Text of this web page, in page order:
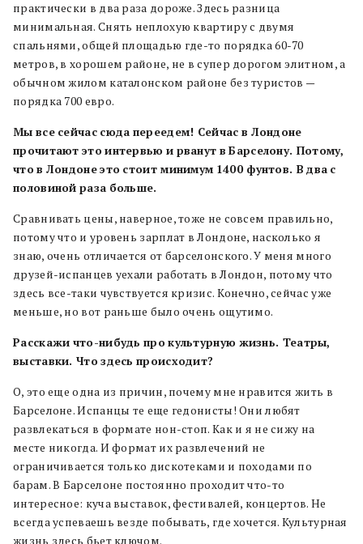
практически в два раза дороже. Здесь разница
минимальная. Снять неплохую квартиру с двумя
спальнями, общей площадью где-то порядка 60-70
метров, в хорошем районе, не в супер дорогом элитном, а
обычном жилом каталонском районе без туристов —
порядка 700 евро.
Мы все сейчас сюда переедем! Сейчас в Лондоне
прочитают это интервью и рванут в Барселону. Потому,
что в Лондонеэто стоит минимум 1400 фунтов. В два с
половиной раза больше.
Сравнивать цены, наверное, тоже не совсем правильно,
потому что и уровень зарплат в Лондоне, насколько я
знаю, очень отличается от барселонского. У меня много
друзей-испанцев уехали работать в Лондон, потому что
здесь все-таки чувствуется кризис. Конечно, сейчас уже
меньше, но вот раньше было очень ощутимо.
Расскажи что-нибудь про культурную жизнь. Театры,
выставки. Что здесь происходит?
О, это еще одна из причин, почему мне нравится жить в
Барселоне. Испанцы те еще гедонисты! Они любят
развлекаться в формате нон-стоп. Как и я не сижу на
месте никогда. И формат их развлечений не
ограничивается только дискотеками и походами по
барам. В Барселоне постоянно проходит что-то
интересное: куча выставок, фестивалей, концертов. Не
всегда успеваешь везде побывать, где хочется. Культурная
жизнь здесь бьет ключом.